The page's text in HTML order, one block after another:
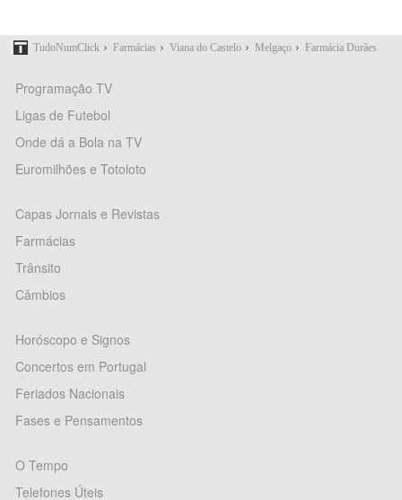
TudoNumClick › Farmácias › Viana do Castelo › Melgaço › Farmácia Durães
Programação TV
Ligas de Futebol
Onde dá a Bola na TV
Euromilhões e Totoloto
Capas Jornais e Revistas
Farmácias
Trânsito
Câmbios
Horóscopo e Signos
Concertos em Portugal
Feriados Nacionais
Fases e Pensamentos
O Tempo
Telefones Úteis